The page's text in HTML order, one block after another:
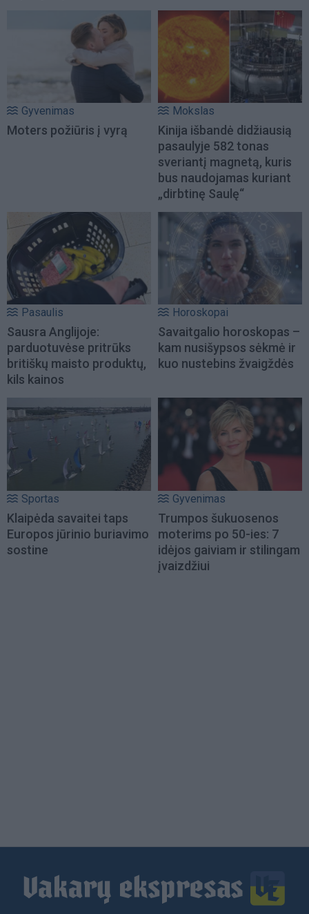
Gyvenimas
Moters požiūris į vyrą
Mokslas
Kinija išbandė didžiausią
pasaulyje 582 tonas
sveriantį magnetą, kuris
bus naudojamas kuriant
„dirbtinę Saulę“
Pasaulis
Sausra Anglijoje:
parduotuvėse pritrūks
britiškų maisto produktų,
kils kainos
Horoskopai
Savaitgalio horoskopas –
kam nusišypsos sėkmė ir
kuo nustebins žvaigždės
Sportas
Klaipėda savaitei taps
Europos jūrinio buriavimo
sostine
Gyvenimas
Trumpos šukuosenos
moterims po 50-ies: 7
idėjos gaiviam ir stilingam
įvaizdžiui